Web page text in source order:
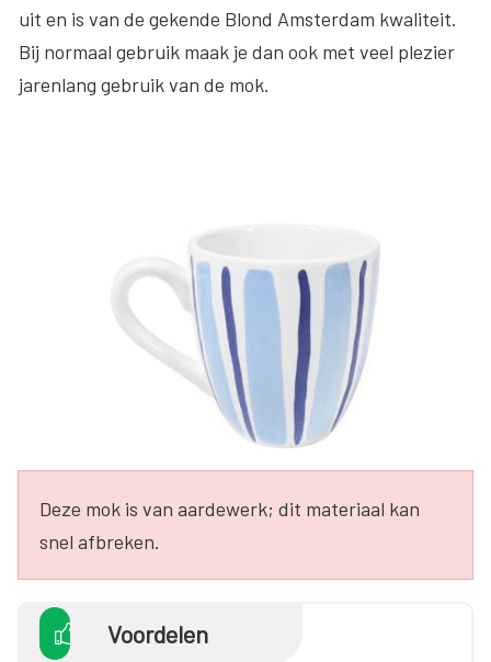
uit en is van de gekende Blond Amsterdam kwaliteit.
Bij normaal gebruik maak je dan ook met veel plezier
jarenlang gebruik van de mok.
Deze mok is van aardewerk; dit materiaal kan
snel afbreken.
Voordelen